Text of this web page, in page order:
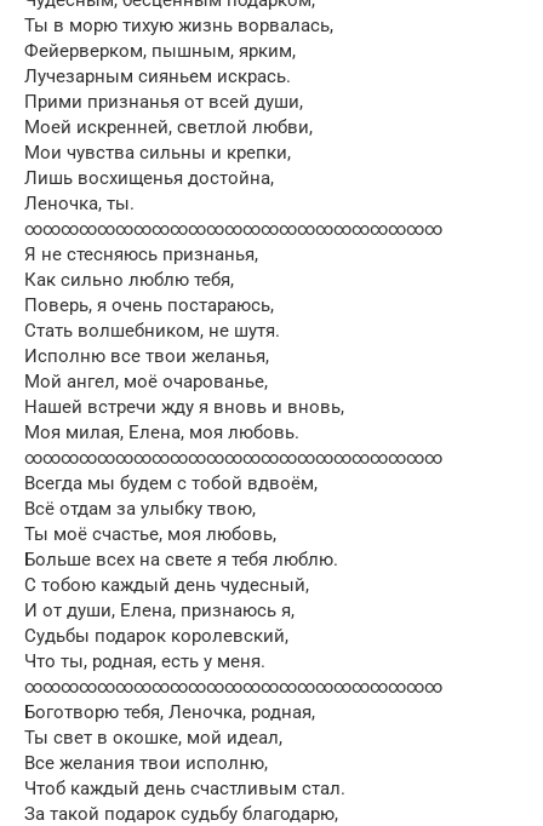
Ты в морю тихую жизнь ворвалась,
Фейерверком, пышным, ярким,
Лучезарным сияньем искрась.
Прими признанья от всей души,
Моей искренней, светлой любви,
Мои чувства сильны и крепки,
Лишь восхищенья достойна,
Леночка, ты.
∞∞∞∞∞∞∞∞∞∞∞∞∞∞∞∞∞∞∞∞∞∞∞
Я не стесняюсь признанья,
Как сильно люблю тебя,
Поверь, я очень постараюсь,
Стать волшебником, не шутя.
Исполню все твои желанья,
Мой ангел, моё очарованье,
Нашей встречи жду я вновь и вновь,
Моя милая, Елена, моя любовь.
∞∞∞∞∞∞∞∞∞∞∞∞∞∞∞∞∞∞∞∞∞∞∞
Всегда мы будем с тобой вдвоём,
Всё отдам за улыбку твою,
Ты моё счастье, моя любовь,
Больше всех на свете я тебя люблю.
С тобою каждый день чудесный,
И от души, Елена, признаюсь я,
Судьбы подарок королевский,
Что ты, родная, есть у меня.
∞∞∞∞∞∞∞∞∞∞∞∞∞∞∞∞∞∞∞∞∞∞∞
Боготворю тебя, Леночка, родная,
Ты свет в окошке, мой идеал,
Все желания твои исполню,
Чтоб каждый день счастливым стал.
За такой подарок судьбу благодарю,